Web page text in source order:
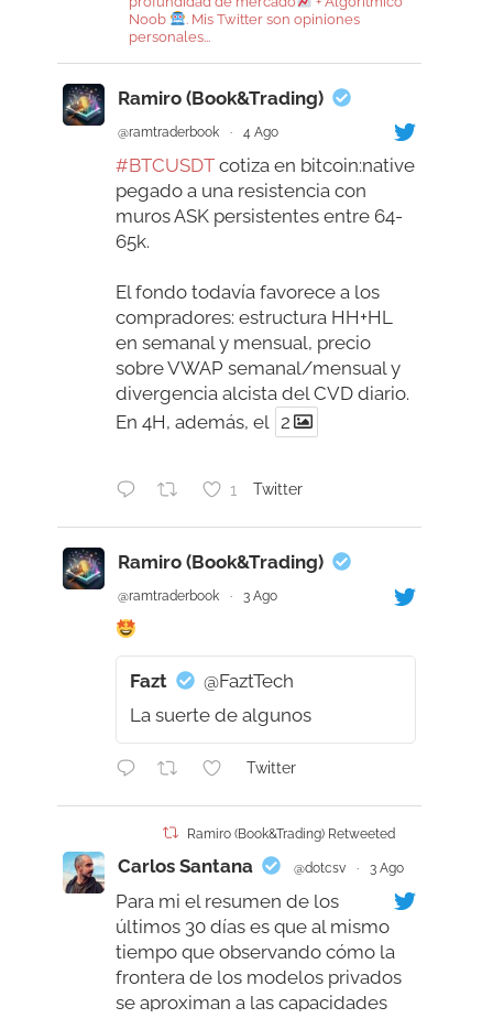
Noob
. Mis Twitter son opiniones
personales...
Ramiro (Book&Trading)
@ramtraderbook · 4 Ago
#BTCUSDT cotiza en bitcoin:native
pegado a una resistencia con
muros ASK persistentes entre 64-
65k.
El fondo todavía favorece a los
compradores: estructura HH+HL
en semanal y mensual, precio
sobre VWAP semanal/mensual y
divergencia alcista del CVD diario.
En 4H, además, el
2
1 Twitter
Ramiro (Book&Trading)
@ramtraderbook · 3 Ago
Fazt
@FaztTech
La suerte de algunos
Twitter
Ramiro (Book&Trading) Retweeted
Carlos Santana @dotcsv · 3 Ago
Para mi el resumen de los
últimos 30 días es que al mismo
tiempo que observando cómo la
frontera de los modelos privados
se aproximan a las capacidades